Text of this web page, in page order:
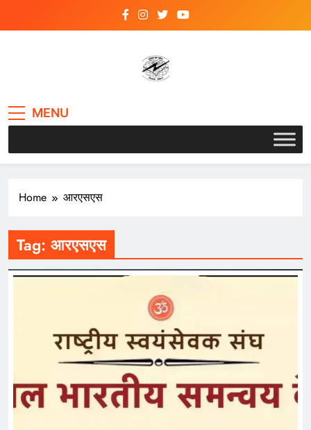
MENU
Home आरएसएस
Tag: आरएसएस